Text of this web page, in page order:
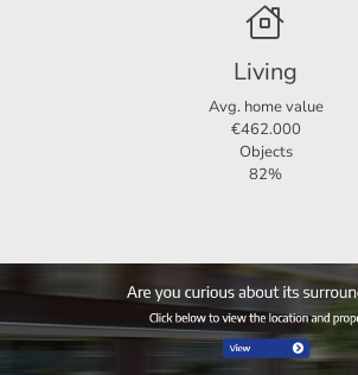
Living
Avg. home value
€462.000
Objects
82%